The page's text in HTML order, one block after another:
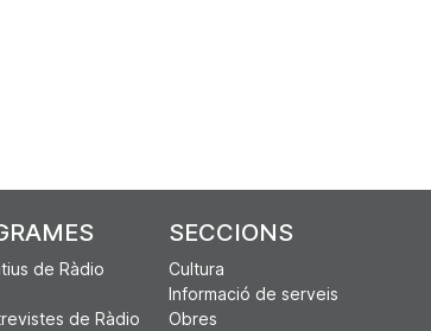
de Ràdio
de Ràdio
SECCIONS
Cultura
Informació de serveis
Obres